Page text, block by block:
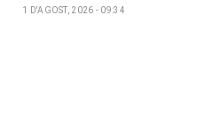
1 D'AGOST, 2026 - 09:34